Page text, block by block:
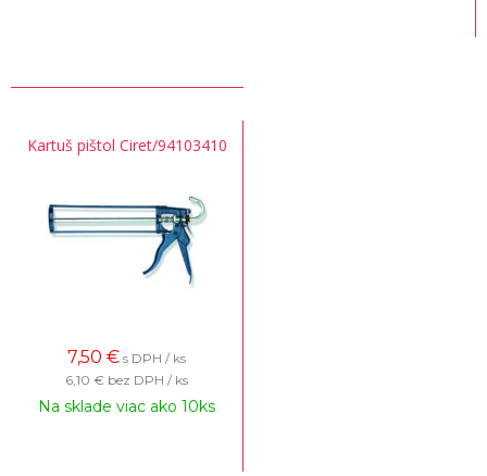
Kartuš pištol Ciret/94103410
7,50 € s DPH / ks
6,10 € bez DPH / ks
Na sklade viac ako 10ks